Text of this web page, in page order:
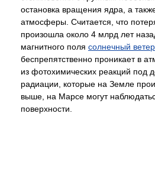
остановка вращения ядра, а
атмосферы. Считается, что
произошла около 4 млрд лет
магнитного поля солнечный ветер
беспрепятственно проникает в
из фотохимических реакций под
радиации, которые на Земле
выше, на Марсе могут
поверхности.